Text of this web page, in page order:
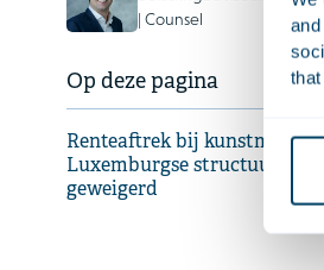
| Counsel
Op deze pagina
Renteaftrek bij kunstmatige
Luxemburgse structuur
geweigerd